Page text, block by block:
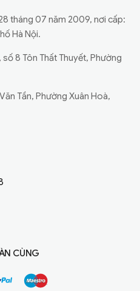
tháng 07 năm 2009, nơi cấp:
Hà Nội.
8 Tôn Thất Thuyết, Phường
Tần, Phường Xuân Hoà,
CÙNG